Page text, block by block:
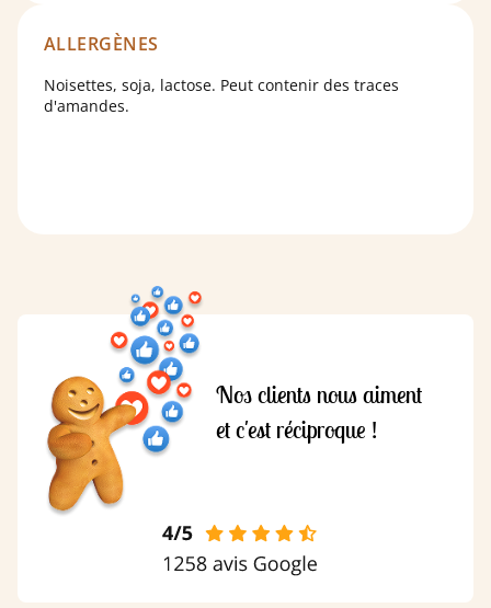
Sel : 0.01g
ALLERGÈNES
Noisettes, soja, lactose. Peut contenir des traces
d'amandes.
Nos clients nous aiment
et c'est réciproque !